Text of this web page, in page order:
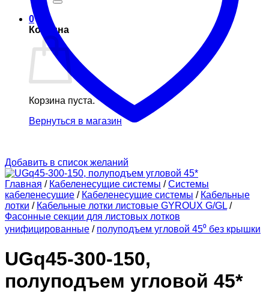
0
Корзина
Корзина пуста.
Вернуться в магазин
Добавить в список желаний
Главная / Кабеленесущие системы / Системы
кабеленесущие / Кабеленесущие системы / Кабельные
лотки / Кабельные лотки листовые GYROUX G/GL /
Фасонные секции для листовых лотков
унифицированные / полуподъем угловой 45⁰ без крышки
UGq45-300-150,
полуподъем угловой 45*